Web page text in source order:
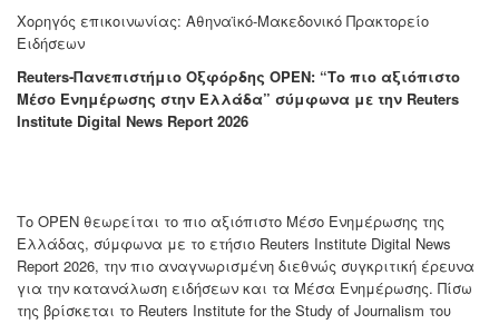
Χορηγός επικοινωνίας: Αθηναϊκό-Μακεδονικό Πρακτορείο
Ειδήσεων
Reuters-Πανεπιστήμιο Οξφόρδης ΟPEN: “Tο πιο αξιόπιστο
Μέσο Ενημέρωσης στην Ελλάδα” σύμφωνα με την Reuters
Institute Digital News Report 2026
Το OPEN θεωρείται το πιο αξιόπιστο Μέσο Ενημέρωσης της
Ελλάδας, σύμφωνα με το ετήσιο Reuters Institute Digital News
Report 2026, την πιο αναγνωρισμένη διεθνώς συγκριτική έρευνα
για την κατανάλωση ειδήσεων και τα Μέσα Ενημέρωσης. Πίσω
της βρίσκεται το Reuters Institute for the Study of Journalism του